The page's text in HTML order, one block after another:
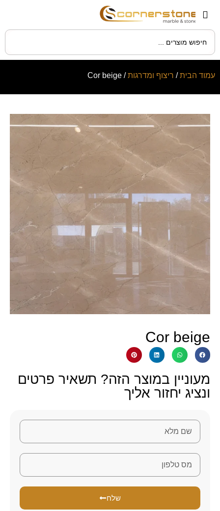
עמוד הבית/ ריצוף ומדרגות/ Cor beige
Cor beige
מעוניין במוצר הזה? תשאיר פרטים
ונציג יחזור אליך
שלח